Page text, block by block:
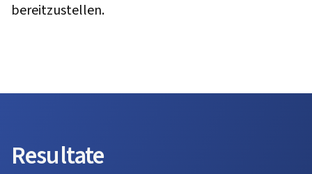
bereitzustellen.
Resultate